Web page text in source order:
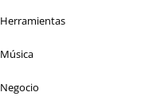
Herramientas
Música
Negocio